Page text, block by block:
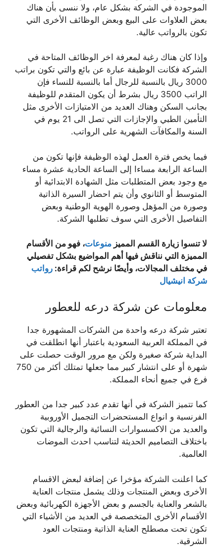
الموجودة في الشركة بشكل عام، ولا ننسى بأن هناك
بعض العلاوات على البيع وبعض الوظائف الأخرى التي
تكون بالرواتب عالية.
وإذا كان هناك رغبة لمعرفة اخر الوظائف المتاحة في
الشركة فكانت الوظيفة عبارة عن بائع والتي تكون براتب
3000 ريال بالنسبة للرجال أما بالنسبة للنساء فإن
الراتب 3500 ريال بشرط أن يكون المتقدم للوظيفة
بجانب السكن وهناك العديد من الامتيازات الأخرى مثل
التأمين الطبي والإجازات التي تصل الى 21 يوم في
السنة والمكافآت الشهرية على الرواتب.
فيما يخص فترة العمل لهذه الوظيفة فإنها تكون من
الساعة الرابعة مساءا إلى الساعة الحادية عشرة مساء
مع وجود بعض المتطلبات مثل الشهادة الابتدائية أو
المتوسط أو الثانوي وأن يتم احضار السيرة الذاتية
وصورة من المؤهل وصورة الهوية الوطنية وبعض
التفاصيل الأخرى التي سوف تطلبها الشركة.
لا تنسوا زيارة القسم المميز منوعات، فهو من الأقسام
المميزة التي نناقش فيها أهم المواضيع بشكل تفصيلي
في مختلف المجالات، وأيضًا نرشح لكم قراءة: رواتب
شركة انيشيال
معلومات عن شركة درعه للعطور
تعتبر شركة درعه واحدة من الشركات المشهورة جدا
في المملكة العربية السعودية باعتبار أنها انطلقت في
البداية شركة صغيرة ولكن مع مرور الوقت حصلت على
شهرة أو على انتشار كبير مما جعلها تمتلك أكثر من 750
فرع في جميع أنحاء المملكة.
كما تتميز الشركة في أنها تقدم عدد كبير جدا من العطور
الفرنسية و انواع المستحضرات التجميل الأوروبية
والعديد من الاكسسوارات النسائية والرجالية التي تكون
باختلاف التصاميم الحديثة لتناسب احدث الموضات
العالمية.
كما اعلنت الشركة مؤخرا عن إضافة لبعض الاقسام
الأخرى وبعض المنتجات وذلك يشمل منتجات العناية
بالشعر والعناية بالجسم و بعض الأجهزة الكهربائية وبعض
الأقسام الأخرى المتخصصة في العديد من الأشياء التي
تكون تحت مصطلح العناية الذاتية ومنتجات العود
الشرقية.